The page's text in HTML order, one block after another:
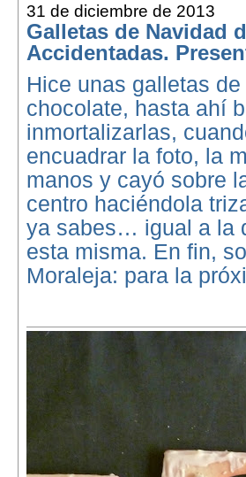
31 de diciembre de 2013
Galletas de Navidad
Accidentadas.
Hice unas galletas
chocolate, hasta ahí
inmortalizarlas,
encuadrar la foto, la
manos y cayó sobre
centro haciéndola
ya sabes… igual a la
esta misma. En fin,
Moraleja: para la